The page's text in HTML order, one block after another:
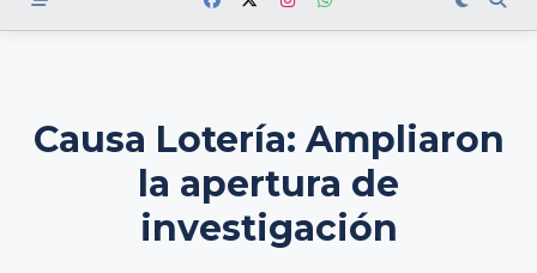
Causa Lotería: Ampliaron
la apertura de
investigación